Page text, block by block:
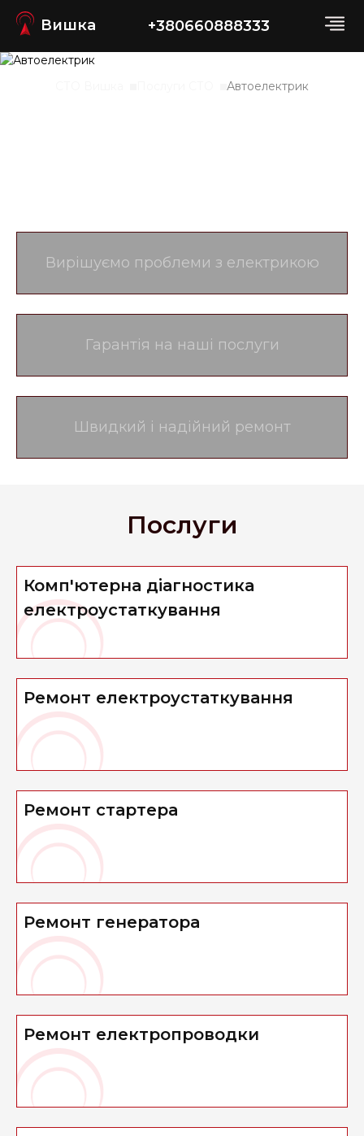
Вишка +380660888333
Автоелектрик
Вирішуємо проблеми з електрикою
Гарантія на наші послуги
Швидкий і надійний ремонт
Послуги
Комп'ютерна діагностика
електроустаткування
Ремонт електроустаткування
Ремонт стартера
Ремонт генератора
Ремонт електропроводки